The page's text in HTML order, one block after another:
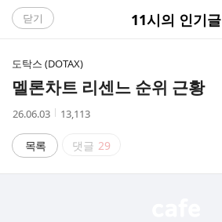
C
11시의 인기글
닫기
도탁스 (DOTAX)
멜론차트 리센느 순위 근황
작
시
간
26.06.03
조
13,113
목록 댓글 29